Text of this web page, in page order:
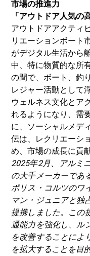
市場の推進力
「アウトドア人気の
アウトドアアクティ
リエーションボート
がデジタル生活から
中、特に物質的な所
の間で、ボート、釣
レジャー活動として
ウェルネス文化とア
れるようになり、需
に、ソーシャルメデ
伝は、レクリエーシ
め、市場の成長に貢
2025年2月、アルミ
の大手メーカーであ
ポリス・コルツのワ
マン・ジュニアと独
提携しました。この
通能力を強化し、ル
を改善することによ
を拡大することを目